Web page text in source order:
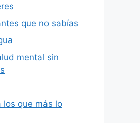
que no sabías
mental sin
los que más lo